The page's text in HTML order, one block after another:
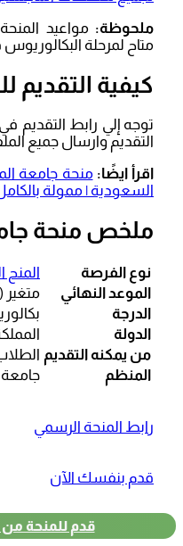
ملحوظة:مواعيد المنحة
متاح لمرحلة
كيفية التقديم
توجه إلي رابط التقديم
التقديم وارسال جميع
اقرأ ايضًا: منحة جامعة
السعودية | ممولة بالكامل
ملخص منحة جامعة
نوع الفرصة
المنح
الموعد النهائي
متغير
الدرجة
الدولة
من يمكنه التقديم
المنظم
جامعة
رابط المنحة الرسمي
قدم بنفسك الآن
قدم للمنحة من